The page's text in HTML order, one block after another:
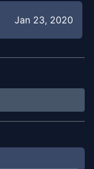
Jan 23, 2020